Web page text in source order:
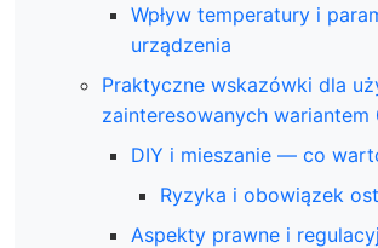
Wpływ temperatury i
urządzenia
Praktyczne wskazówki dla
zainteresowanych wariantem
DIY i mieszanie — co
Ryzyka i obowiązek
Aspekty prawne i